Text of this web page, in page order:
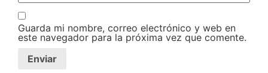
Guarda mi nombre, correo electrónico y web en
este navegador para la próxima vez que comente.